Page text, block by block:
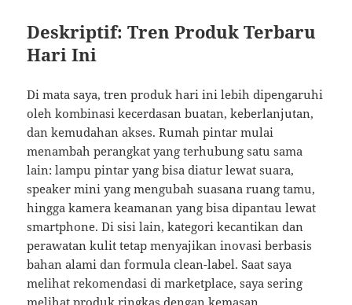
Deskriptif: Tren Produk Terbaru
Hari Ini
Di mata saya, tren produk hari ini lebih dipengaruhi
oleh kombinasi kecerdasan buatan, keberlanjutan,
dan kemudahan akses. Rumah pintar mulai
menambah perangkat yang terhubung satu sama
lain: lampu pintar yang bisa diatur lewat suara,
speaker mini yang mengubah suasana ruang tamu,
hingga kamera keamanan yang bisa dipantau lewat
smartphone. Di sisi lain, kategori kecantikan dan
perawatan kulit tetap menyajikan inovasi berbasis
bahan alami dan formula clean-label. Saat saya
melihat rekomendasi di marketplace, saya sering